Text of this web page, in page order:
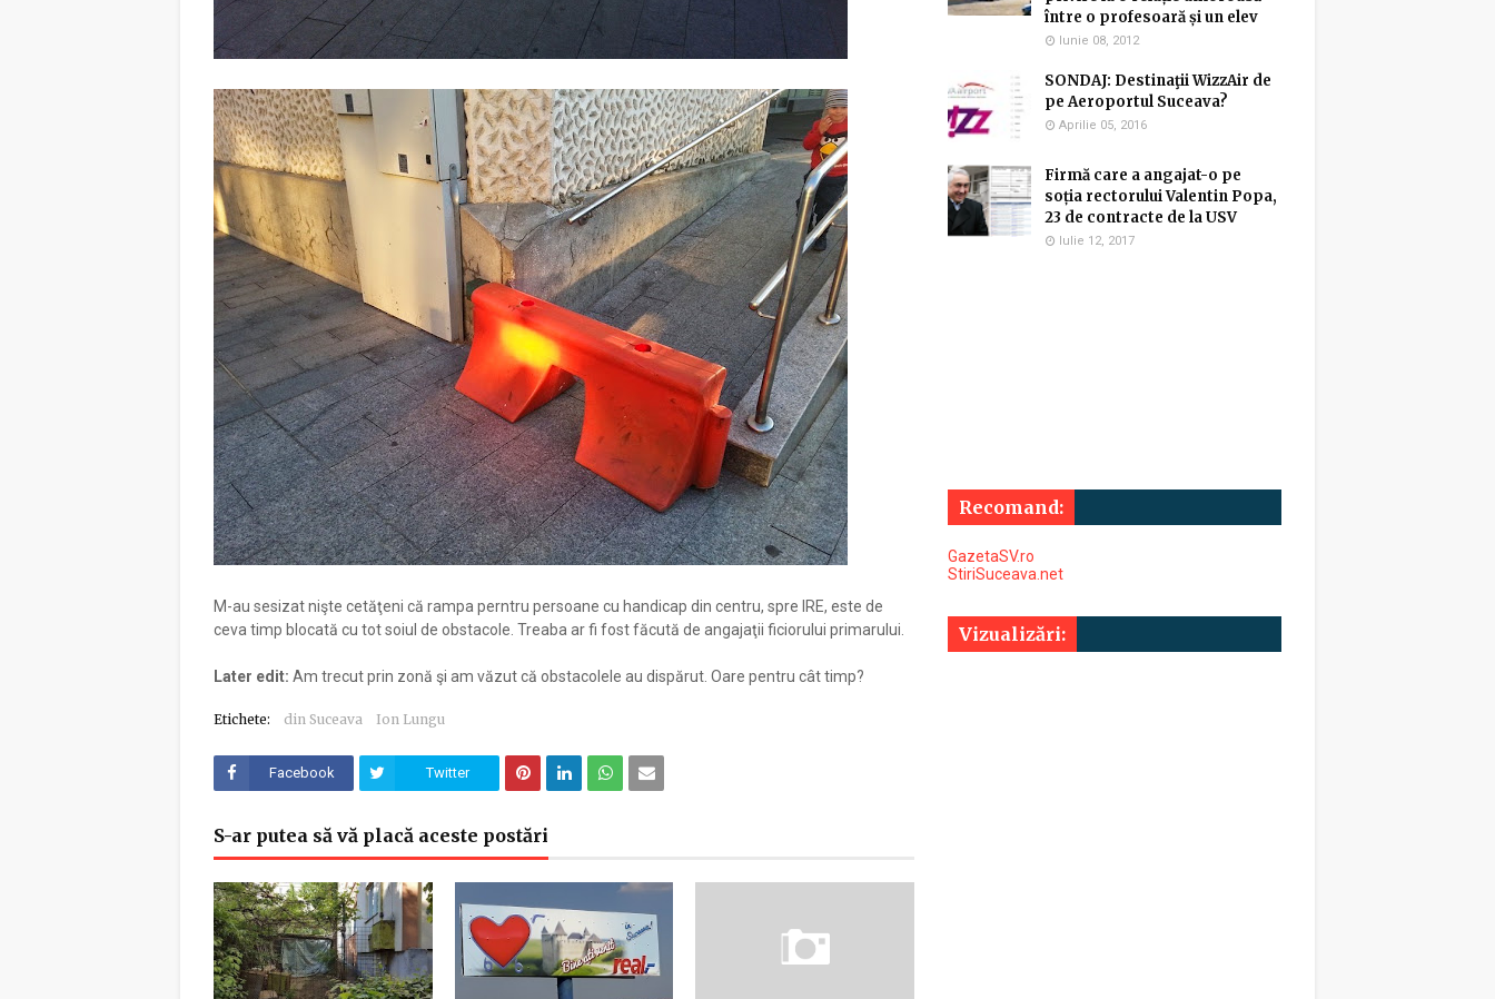
M-au sesizat nişte cetăţeni că rampa perntru persoane cu handicap din centru, spre IRE, este de
ceva timp blocată cu tot soiul de obstacole. Treaba ar fi fost făcută de angajaţii ficiorului primarului.
Later edit: Am trecut prin zonă şi am văzut că obstacolele au dispărut. Oare pentru cât timp?
Etichete: din Suceava Ion Lungu
Facebook Twitter
S-ar putea să vă placă aceste postări
între o profesoară și un elev
Iunie 08, 2012
SONDAJ: Destinaţii WizzAir de
pe Aeroportul Suceava?
Aprilie 05, 2016
Firmă care a angajat-o pe
soția rectorului Valentin Popa,
23 de contracte de la USV
Iulie 12, 2017
Recomand:
GazetaSV.ro
StiriSuceava.net
Vizualizări: